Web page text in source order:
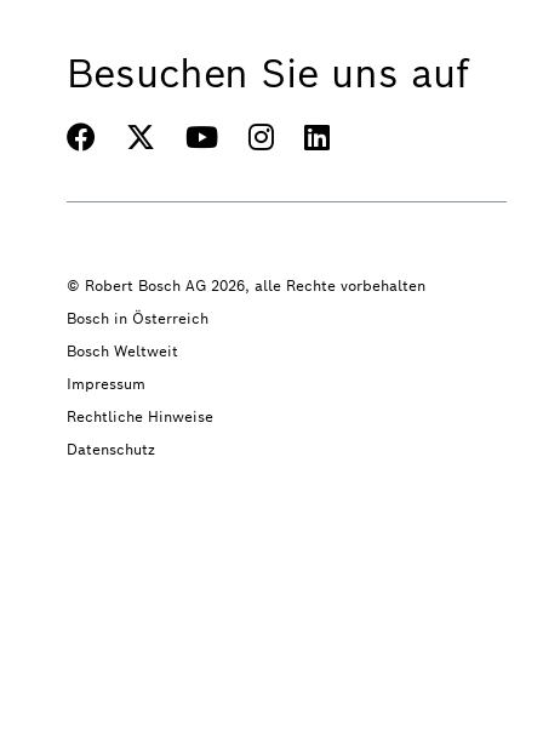
Besuchen Sie uns auf
© Robert Bosch AG 2026, alle Rechte vorbehalten
Bosch in Österreich
Bosch Weltweit
Impressum
Rechtliche Hinweise
Datenschutz